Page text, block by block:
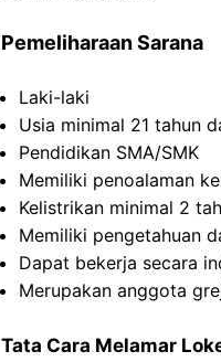
PemeliharaanSarana
Laki-laki
Usia minimal 21 tahun
Pendidikan SMA/SMK
Memiliki penoalaman
Kelistrikan minimal 2
Memiliki pengetahuan
Dapat bekerja secara
Merupakan anggota
Tata Cara Melamar